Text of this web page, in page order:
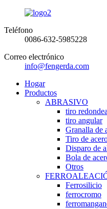
Teléfono
0086-632-5985228
Correo electrónico
info@fengerda.com
Hogar
Productos
ABRASIVO
tiro
tiro angular
Granalla de
Tiro de
Disparo de
Bola de
Otros
Ferrosilicio
ferrocromo